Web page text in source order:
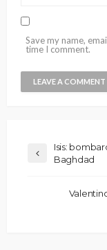
Save my name,
time I comment.
Isis:
Baghdad